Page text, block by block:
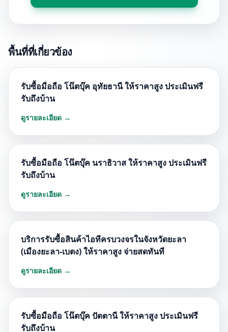
พื้นที่ที่เกี่ยวข้อง
รับซื้อมือถือ โน๊ตบุ๊ค อุทัยธานี ให้ราคาสูง ประเมินฟรี
รับถึงบ้าน
ดูรายละเอียด →
รับซื้อมือถือ โน๊ตบุ๊ค นราธิวาส ให้ราคาสูง ประเมินฟรี
รับถึงบ้าน
ดูรายละเอียด →
บริการรับซื้อสินค้าไอทีครบวงจรในจังหวัดยะลา
(เมืองยะลา-เบตง) ให้ราคาสูง จ่ายสดทันที
ดูรายละเอียด →
รับซื้อมือถือ โน๊ตบุ๊ค ปัตตานี ให้ราคาสูง ประเมินฟรี
รับถึงบ้าน